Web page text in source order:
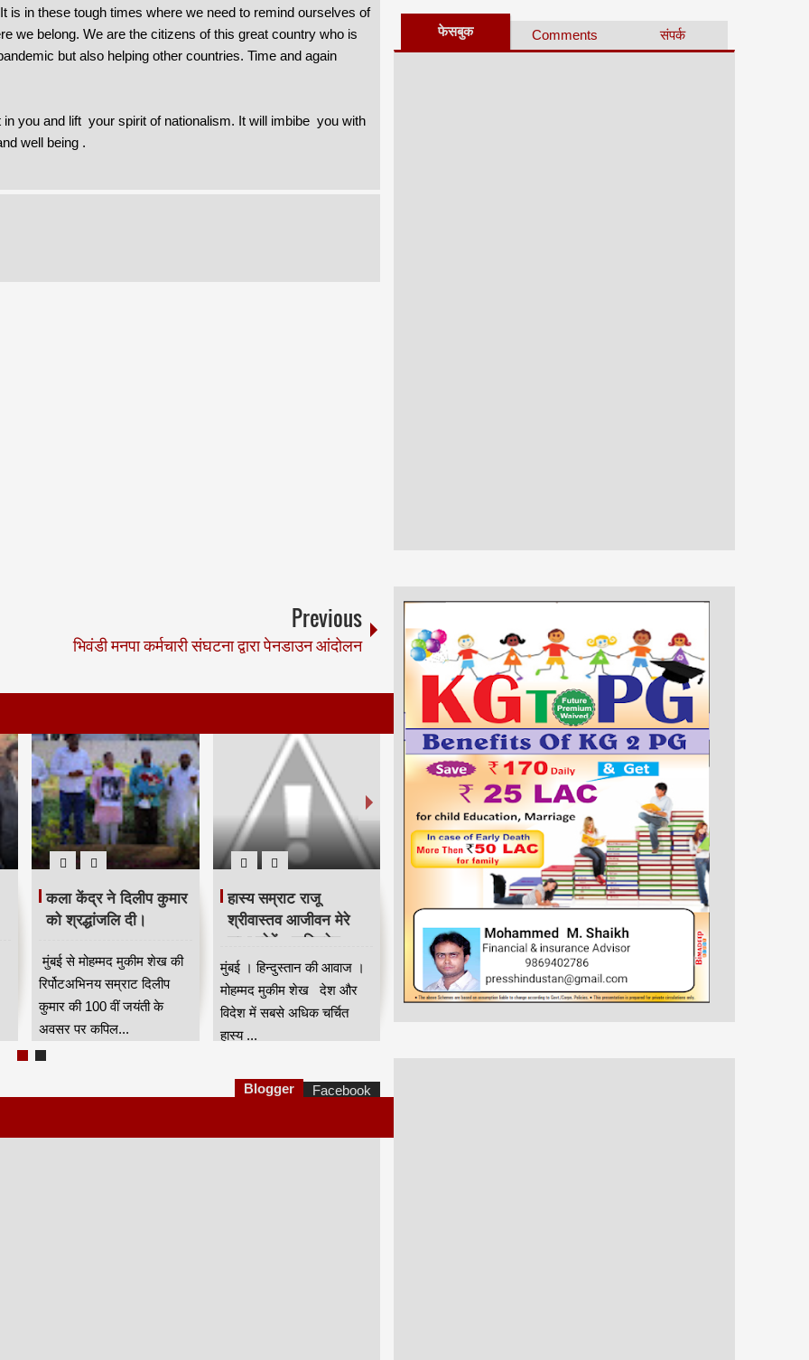
is in these tough times where we need to remind ourselves of
we belong. We are the citizens of this great country who is
but also helping other countries. Time and again
you and lift your spirit of nationalism. It will imbibe you with
well being .
Previous
भिवंडी मनपा कर्मचारी संघटना द्वारा पेनडाउन आंदोलन
मजिंदर खरवार ने संगठन
को मजबूत बनाने की अपील
नई दिल्ली से मुंबई के वरिष्ठ
पत्रकार कपिलदेव खरवार की
रिपोर्ट।खरवार वेल्फेयर
सोसायटी(रजि) की तरफ से ...
खरवार सोसायटी का स्नेह
सम्मेलन सम्पन्न।
नई दिल्ली । हिन्दुस्तान की
आवाज़ । विशेष
संवाददाता खरवार वेल्फेयर
सोसायटी(रजि) की तरफ से नई
Blogger Facebook
फेसबुक Comments संपर्क